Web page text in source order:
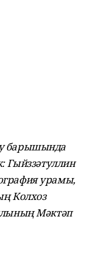
барышында
Гыйззәтуллин
урамы,
Колхоз
Мәктәп